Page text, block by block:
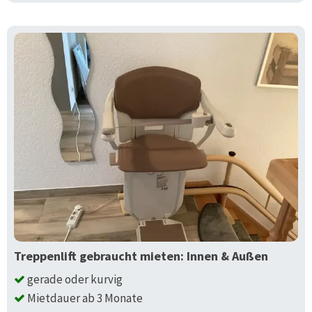
Treppenlift gebraucht mieten: Innen & Außen
gerade oder kurvig
Mietdauer ab 3 Monate